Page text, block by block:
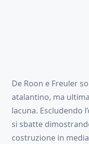
De Roon e Freuler
atalantino, ma
lacuna. Escludendo
si sbatte
costruzione in